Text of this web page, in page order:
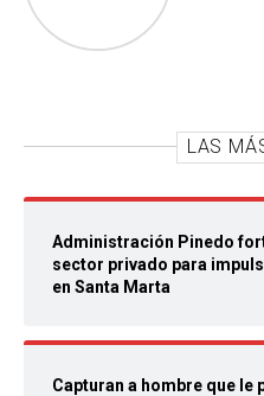
LAS
Administración Pinedo
sector privado para
en Santa Marta
Capturan a hombre que le